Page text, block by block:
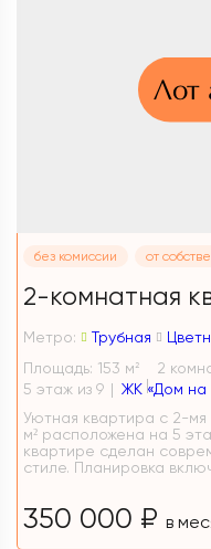
Лот
без комиссии от
2-комнатная
Метро: Трубная
Площадь: 153 м 2 2
5 этаж из 9
ЖК «Дом на
Уютная квартира с 2-
м² расположена на 5
квартире сделан
стиле. Планировка
350 000 ₽ в